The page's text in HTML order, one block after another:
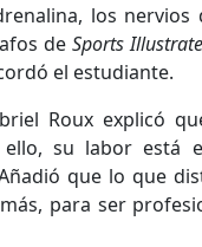
los
deSports
el estudiante.
Roux explicó
su labor está
que lo que
para ser